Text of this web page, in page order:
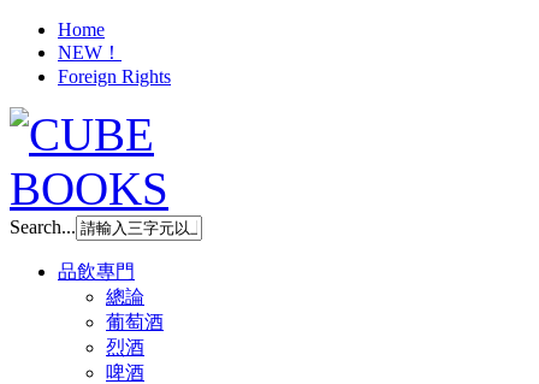
Home
NEW！
Foreign Rights
Search...
品飲專門
總論
葡萄酒
烈酒
啤酒